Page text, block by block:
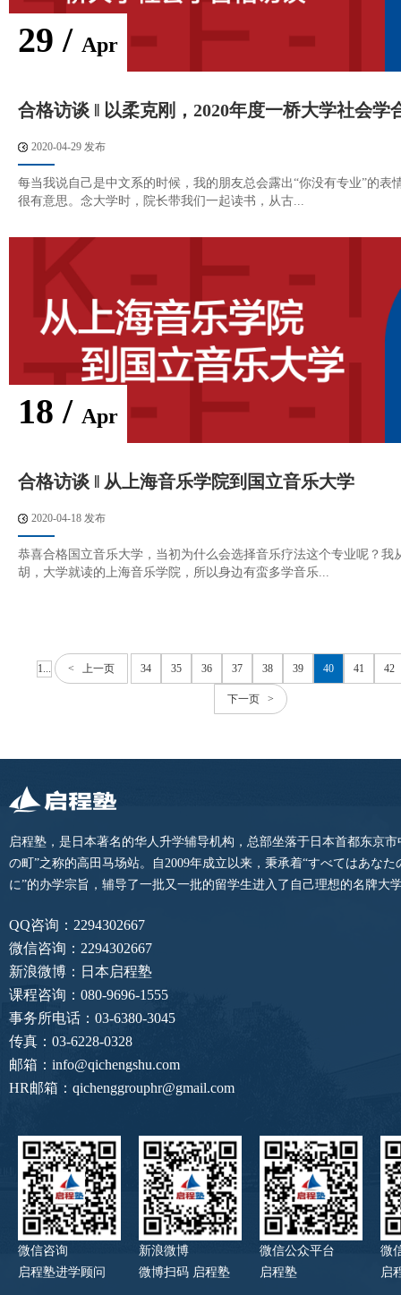
29 / Apr
合格访谈 ‖ 以柔克刚，2020年度一桥大学社会学
2020-04-29 发布
每当我说自己是中文系的时候，我的朋友总会露出“你没有专业”的表
很有意思。念大学时，院长带我们一起读书，从古...
18 / Apr
合格访谈 ‖ 从上海音乐学院到国立音乐大学
2020-04-18 发布
恭喜合格国立音乐大学，当初为什么会选择音乐疗法这个专业呢？我
胡，大学就读的上海音乐学院，所以身边有蛮多学音乐...
1... < 上一页 34 35 36 37 38 39 40 41 42
下一页 >
启程塾，是日本著名的华人升学辅导机构，总部坐落于日本首都东京市
の町”之称的高田马场站。自2009年成立以来，秉承着“すべてはあなた
に”的办学宗旨，辅导了一批又一批的留学生进入了自己理想的名牌大
QQ咨询：2294302667
微信咨询：2294302667
新浪微博：日本启程塾
课程咨询：080-9696-1555
事务所电话：03-6380-3045
传真：03-6228-0328
邮箱：info@qichengshu.com
HR邮箱：qichenggrouphr@gmail.com
微信咨询
启程塾进学顾问
新浪微博
微博扫码 启程塾
微信公众平台
启程塾
微
启